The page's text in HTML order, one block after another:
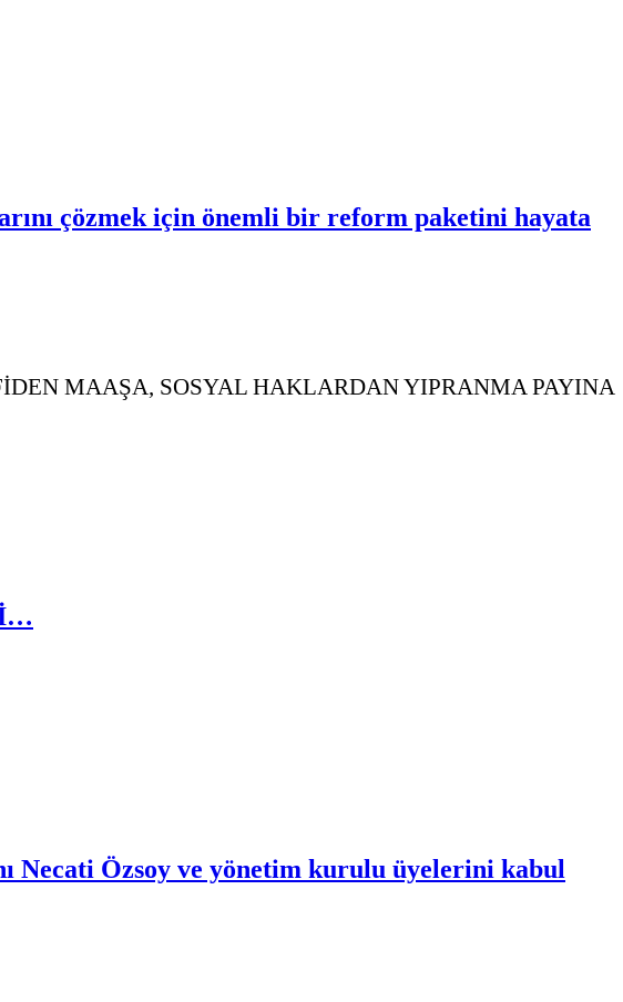
çözmek için önemli bir reform paketini hayata
MAAŞA, SOSYAL HAKLARDAN YIPRANMA PAYINA
Necati Özsoy ve yönetim kurulu üyelerini kabul